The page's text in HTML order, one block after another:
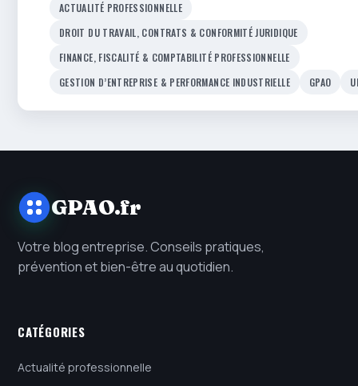
ACTUALITÉ PROFESSIONNELLE
DROIT DU TRAVAIL, CONTRATS & CONFORMITÉ JURIDIQUE
FINANCE, FISCALITÉ & COMPTABILITÉ PROFESSIONNELLE
GESTION D’ENTREPRISE & PERFORMANCE INDUSTRIELLE
GPAO
GPAO.fr
Votre blog entreprise. Conseils pratiques,
prévention et bien-être au quotidien.
CATÉGORIES
Actualité professionnelle